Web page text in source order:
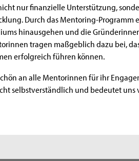
nur finanzielle Unterstützung,
Durch das Mentoring-
hinausgehen und die
tragen maßgeblich dazu bei,
erfolgreich führen können.
an alle Mentorinnen für ihr
selbstverständlich und bedeutet uns